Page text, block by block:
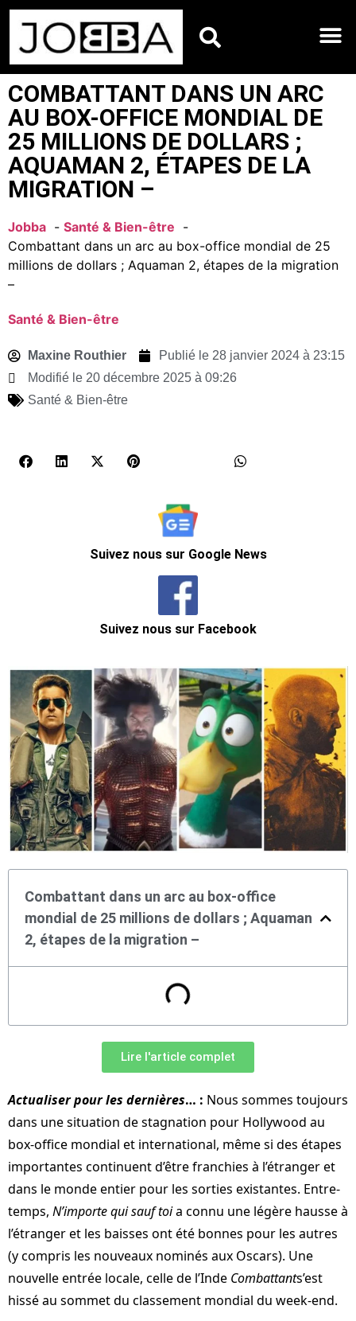
COMBATTANT DANS UN ARC
AU BOX-OFFICE MONDIAL DE
25 MILLIONS DE DOLLARS ;
AQUAMAN 2, ÉTAPES DE LA
MIGRATION –
Jobba
Santé & Bien-être
Combattant dans un arc au box-office mondial de 25
millions de dollars ; Aquaman 2, étapes de la migration
–
Santé & Bien-être
Maxine Routhier Publié le 28 janvier 2024 à 23:15
Modifié le 20 décembre 2025 à 09:26
Santé & Bien-être
Suivez nous sur Google News
Suivez nous sur Facebook
Combattant dans un arc au box-office
mondial de 25 millions de dollars ; Aquaman
2, étapes de la migration –
Lire l'article complet
Actualiser pour les dernières… : Nous sommes toujours
dans une situation de stagnation pour Hollywood au
box-office mondial et international, même si des étapes
importantes continuent d’être franchies à l’étranger et
dans le monde entier pour les sorties existantes. Entre-
temps, N’importe qui sauf toia connu une légère hausse à
l’étranger et les baisses ont été bonnes pour les autres
(y compris les nouveaux nominés aux Oscars). Une
nouvelle entrée locale, celle de l’Inde Combattants’est
hissé au sommet du classement mondial du week-end.